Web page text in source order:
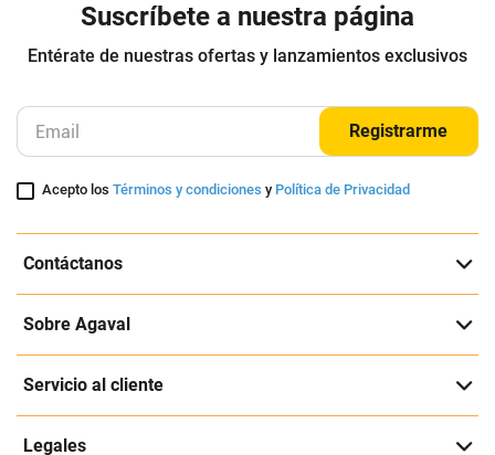
Suscríbete a nuestra página
Entérate de nuestras ofertas y lanzamientos exclusivos
Registrarme
Acepto losTérminos y condiciones y Política de Privacidad
Contáctanos
Sobre Agaval
Servicio al cliente
Legales